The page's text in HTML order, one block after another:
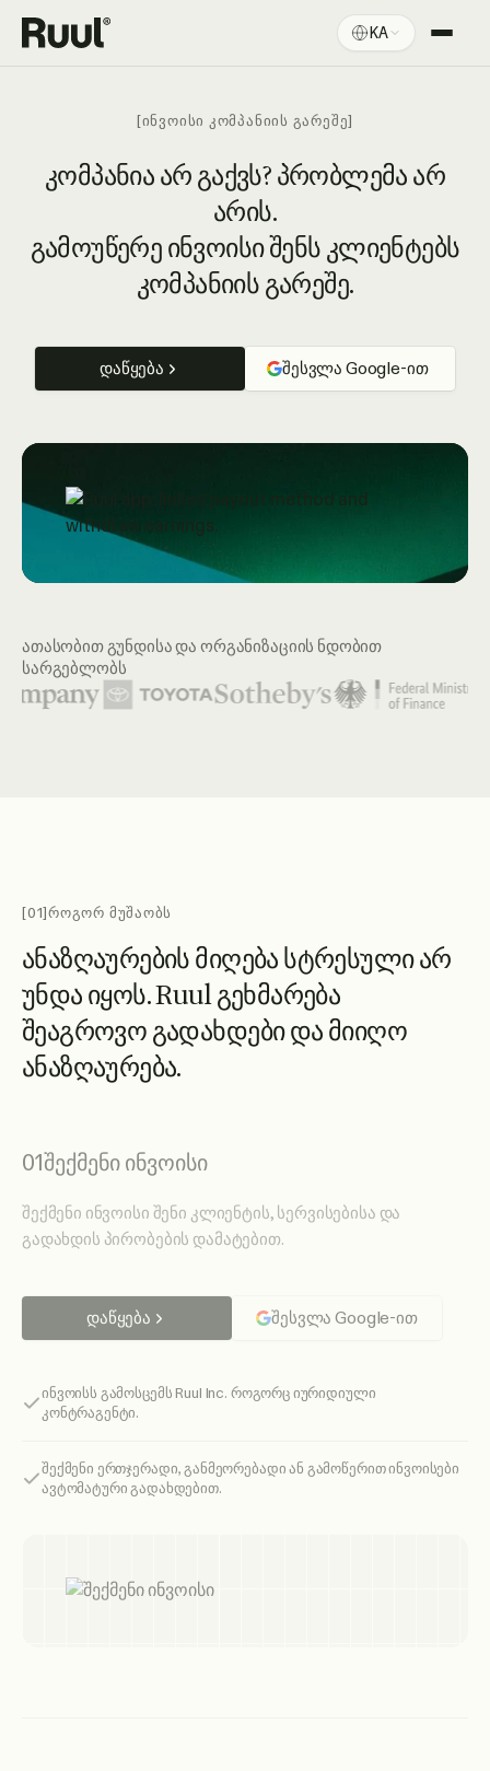
Ruul-ის მთავარი KA
[ᲘᲜᲕᲝᲘᲡᲘ ᲙᲝᲛᲞᲐᲜᲘᲘᲡ ᲒᲐᲠᲔᲨᲔ]
კომპანია არ გაქვს? პრობლემა არ
არის.
გამოუწერე ინვოისი შენს კლიენტებს
კომპანიის გარეშე.
დაწყება შესვლა Google-ით
ათასობით გუნდისა და ორგანიზაციის ნდობით
სარგებლობს
[01]ᲠᲝᲒᲝᲠ ᲛᲣᲨᲐᲝᲑᲡ
ანაზღაურებისმიღებასტრესულიარ
უნდაიყოს.Ruulგეხმარება
შეაგროვოგადახდებიდამიიღო
ანაზღაურება.
01შექმენი ინვოისი
შექმენი ინვოისი შენი კლიენტის, სერვისებისა და
გადახდის პირობების დამატებით.
დაწყება შესვლა Google-ით
ინვოისს გამოსცემს Ruul Inc. როგორც იურიდიული
კონტრაგენტი.
შექმენი ერთჯერადი, განმეორებადი ან გამოწერით ინვოისები
ავტომატური გადახდებით.